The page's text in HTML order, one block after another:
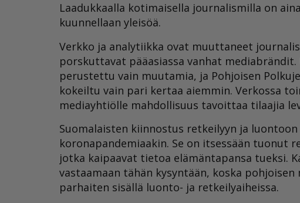
Laadukkaalla kotimaisella journalismilla on
kuunnellaan yleisöä.
Verkko ja analytiikka ovat muuttaneet
porskuttavat pääasiassa vanhat
perustettu vain muutamia, ja Pohjoisen
kokeiltu vain pari kertaa aiemmin. Verkossa
mediayhtiölle mahdollisuus tavoittaa tilaajia
Suomalaisten kiinnostus retkeilyyn ja
koronapandemiaakin. Se on itsessään tuonut
jotka kaipaavat tietoa elämäntapansa tueksi.
vastaamaan tähän kysyntään, koska
parhaiten sisällä luonto- ja retkeilyaiheissa.